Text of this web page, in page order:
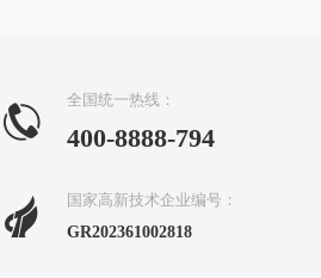
全国统一热线：
400-8888-794
国家高新技术企业编号：
GR202361002818